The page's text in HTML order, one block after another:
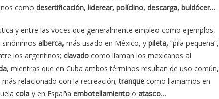
como desertificación, liderear, políclino, descarga, buldócer…
y entre las voces que generalmente empleo como ejemplos,
sinónimos alberca, más usado en México, y pileta, “pila pequeña”,
los argentinos; clavado como llaman los mexicanos al
, mientras que en Cuba ambos términos resultan de uso común,
relacionado con la recreación;tranque como llamamos en
cola y en España embotellamiento o atasco…